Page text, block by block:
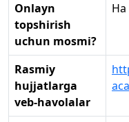
Onlayn
topshirish
uchun mosmi?
Ha
Rasmiy
hujjatlarga
veb-havolalar